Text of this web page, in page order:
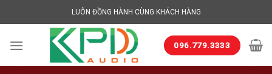
to
LUÔN ĐỒNG HÀNH CÙNG KHÁCH HÀNG
096.779.3333